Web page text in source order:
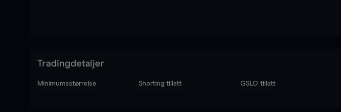
Tradingdetaljer
Minimumsstørrelse Shorting tillatt GSLO tillatt